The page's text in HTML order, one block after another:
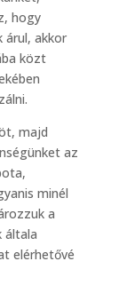
hogy
árul, akkor
közt
majd
az
minél
a
általa
elérhetővé